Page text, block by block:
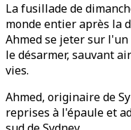
La fusillade de
monde entier après la
Ahmed se jeter sur
le désarmer, sauvant
vies.
Ahmed, originaire de
reprises à l'épaule et